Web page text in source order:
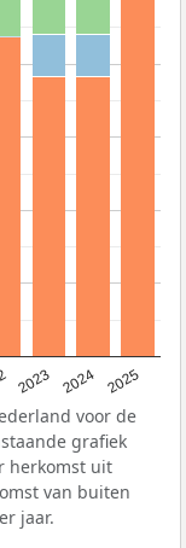
2023 2024 2025
voor de
grafiek
herkomst uit
van buiten
jaar.